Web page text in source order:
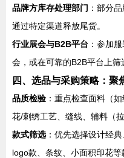
品牌方库存处理部门 ：部分
通过特定渠道释放尾货。
行业展会与B2B平台 ：参加
会，或在可靠的B2B平台上筛
四、选品与采购策略：聚
品质检验 ：重点检查面料（
花/刺绣工艺、缝线、辅料（
款式筛选：优先选择设计经
logo款、条纹、小面积印花